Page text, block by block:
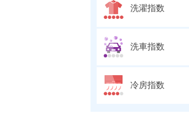
洗濯指数
洗車指数
冷房指数